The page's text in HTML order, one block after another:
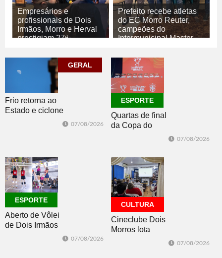
Empresários e
profissionais de Dois
Irmãos, Morro e Herval
prestigiam 27ª
07/08/2026
ECONOMIA
Prefeito recebe atletas
do EC Morro Reuter,
campeões do
Intermunicipal Master
07/08/2026
ESPORTE
GERAL
Frio retorna ao
Estado e ciclone
07/08/2026
ESPORTE
Quartas de final
da Copa do
Brasil 2026: veja
do sorteio
07/08/2026
ESPORTE
Aberto de Vôlei
de Dois Irmãos
07/08/2026
CULTURA
Cineclube Dois
Morros lota
07/08/2026